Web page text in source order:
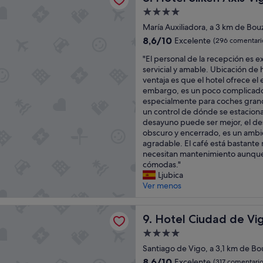
o
r
e
p
o
n
d
i
e
n
t
e
.
H
a
y
e
d
s
u
b
a
y
a
j
e
,
t
a
l
v
e
z
p
o
r
v
i
j
a
c
i
n
p
ú
b
l
i
c
a
.
N
o
m
e
f
o
m
a
n
t
e
b
i
c
a
c
i
ó
n
y
s
e
r
v
i
Alojamiento
de
4.0 estrellas
María Auxiliadora, a 3 km de
8.6
10,
Excelente,
(296 comentarios)
8,6/10 Excelente (296
"
E
l
p
e
r
s
o
n
a
l
d
e
r
c
e
p
"El personal de la recepción es
servicial y amable. Ubicación de
ventaja es que el hotel ofrece el
embargo, es un poco
especialmente para coches
un control de dónde se
desayuno puede ser mejor, el
obscuro y encerrado, es un
agradable. El café está bastante
necesitan mantenimiento
cómodas."
Ljubica
Ver menos
9. Hotel Ciudad de
Hotel Ciudad de Vigo
Alojamiento
de
4.0 estrellas
Santiago de Vigo, a 3,1 km de
8.6